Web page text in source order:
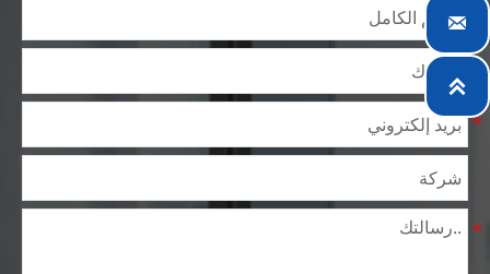
يمكننا التصميم والتخصيص وفقًا لمتطلباتك الفريدة، ونضمن
تدريجياً ولدينا الآن خمس مستودعات توزيع مبنية لهذا الغرض
ومرافق متخصصة لمعالجة الصلب تقدم خدمات لصناعات

